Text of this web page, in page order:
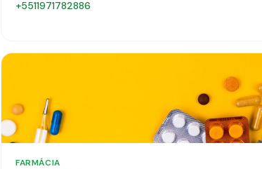
+5511971782886
FARMÁCIA